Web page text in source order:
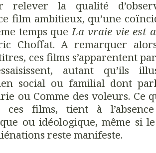
relever la qualité
film ambitieux, qu’une
temps queLa vraie vie est
Choffat. A remarquer
ces films s’apparentent
autant qu’ils
social ou familial dont
ou Comme des voleurs. Ce
ces films, tient à
ou idéologique, même si
reste manifeste.